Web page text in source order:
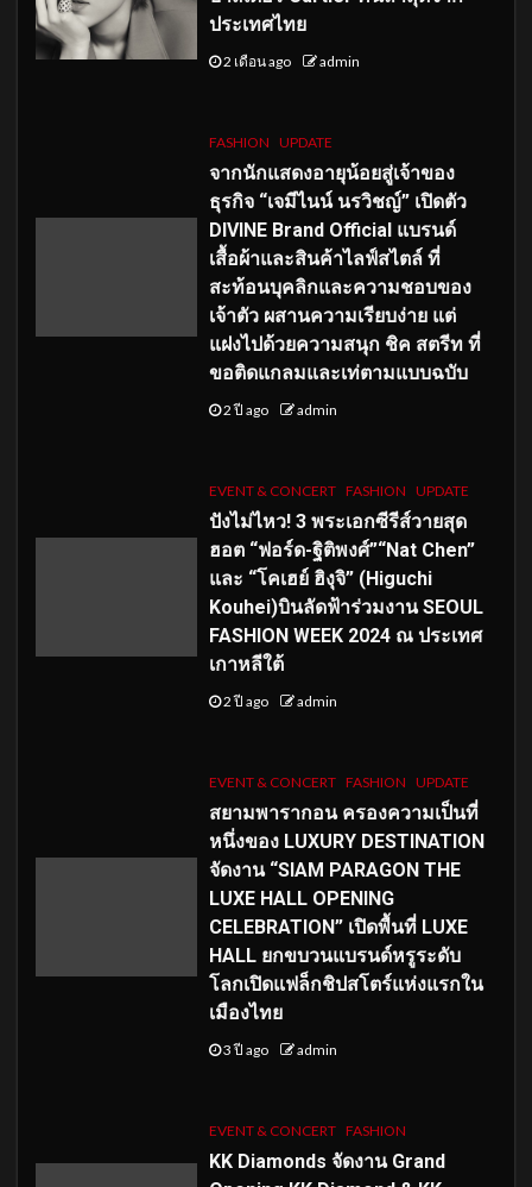
ประเทศไทย
2 เดือน ago admin
FASHION UPDATE
จากนักแสดงอายุน้อยสู่เจ้าของ
ธุรกิจ “เจมีไนน์ นรวิชญ์” เปิดตัว
DIVINE Brand Official แบรนด์
เสื้อผ้าและสินค้าไลฟ์สไตล์ ที่
สะท้อนบุคลิกและความชอบของ
เจ้าตัว ผสานความเรียบง่าย แต่
แฝงไปด้วยความสนุก ชิค สตรีท ที่
ขอติดแกลมและเท่ตามแบบฉบับ
2 ปี ago admin
EVENT & CONCERT FASHION UPDATE
ปังไม่ไหว! 3 พระเอกซีรีส์วายสุด
ฮอต “ฟอร์ด-ฐิติพงศ์”“Nat Chen”
และ “โคเฮย์ ฮิงุจิ” (Higuchi
Kouhei)บินลัดฟ้าร่วมงาน SEOUL
FASHION WEEK 2024 ณ ประเทศ
เกาหลีใต้
2 ปี ago admin
EVENT & CONCERT FASHION UPDATE
สยามพารากอน ครองความเป็นที่
หนึ่งของ LUXURY DESTINATION
จัดงาน “SIAM PARAGON THE
LUXE HALL OPENING
CELEBRATION” เปิดพื้นที่ LUXE
HALL ยกขบวนแบรนด์หรูระดับ
โลกเปิดแฟล็กชิปสโตร์แห่งแรกใน
เมืองไทย
3 ปี ago admin
EVENT & CONCERT FASHION
KK Diamonds จัดงาน Grand